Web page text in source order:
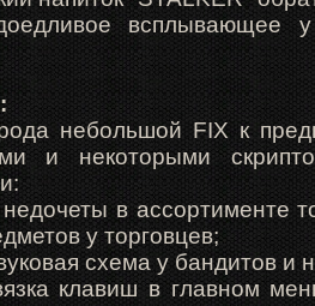
всплывающее
небольшой FIX к
и некоторыми
в ассортименте
у торговцев;
схема у бандитов и
клавиш в главном